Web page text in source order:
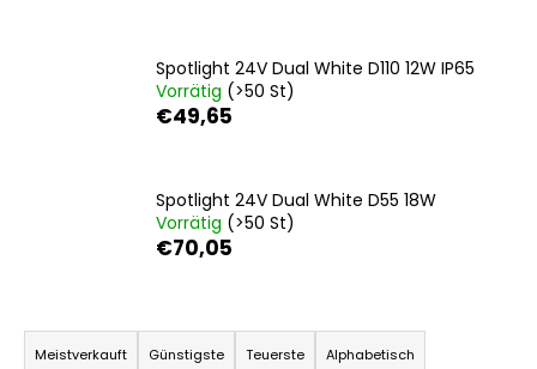
Spotlight 24V Dual White D110 12W IP65
Vorrätig (>50 St)
€49,65
Spotlight 24V Dual White D55 18W
Vorrätig (>50 St)
€70,05
P
Meistverkauft Günstigste Teuerste Alphabetisch